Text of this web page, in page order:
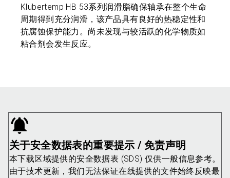
Klübertemp HB 53系列润滑脂确保轴承在整个生命
周期得到充分润滑，该产品具有良好的热稳定性和
抗腐蚀保护能力。尚未发现与较活跃的化学物质如
粘合剂会发生反应。
关于安全数据表的重要提示 / 免责声明
本下载区域提供的安全数据表 (SDS) 仅供一般信息参考。
由于技术更新，我们无法保证在线提供的文件始终反映最